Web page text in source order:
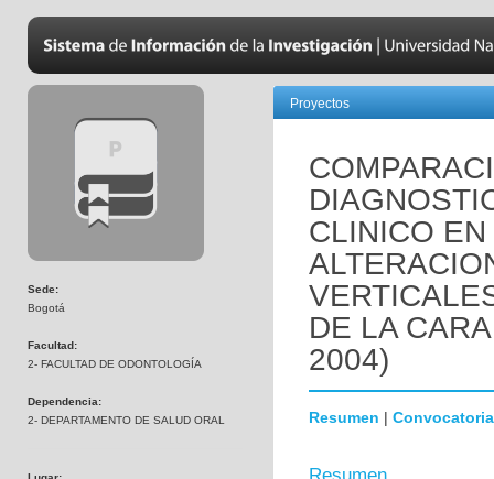
Sede:
Bogotá
Facultad:
2- FACULTAD DE ODONTOLOGÍA
Dependencia:
2- DEPARTAMENTO DE SALUD ORAL
Proyectos
CLINICO
DE LA
2004)
Resumen | Convocatoria